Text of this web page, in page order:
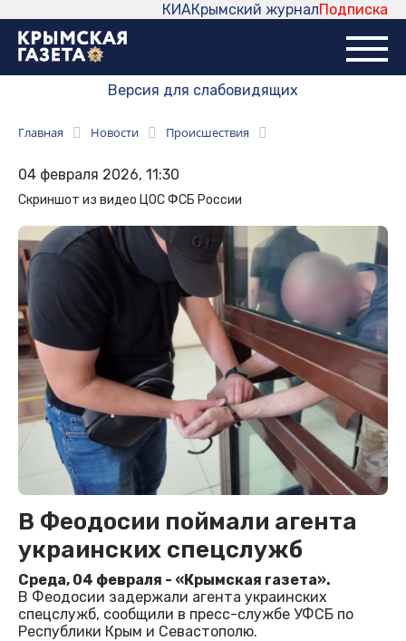
Подписка
Крымский журнал
КИА
Версия для слабовидящих
Главная Новости Происшествия
04 февраля 2026, 11:30
Скриншот из видео ЦОС ФСБ России
В Феодосии поймали агента
украинских спецслужб
Среда, 04 февраля - «Крымская газета».
В Феодосии задержали агента украинских
спецслужб, сообщили в пресс-службе УФСБ по
Республики Крым и Севастополю.